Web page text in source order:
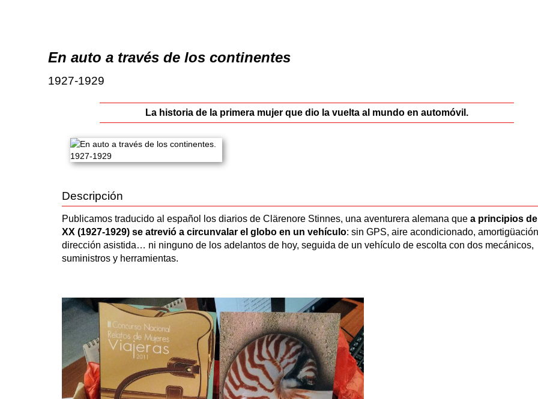
En auto a través de los continentes
1927-1929
La historia de la primera mujer que dio la vuelta al mundo en automóvil.
Descripción
Publicamos traducido al español los diarios de Clärenore Stinnes, una aventurera alemana que a principios
XX (1927-1929) se atrevió a circunvalar el globo en un vehículo: sin GPS, aire acondicionado,
dirección asistida… ni ninguno de los adelantos de hoy, seguida de un vehículo de escolta con dos mecánicos,
suministros y herramientas.